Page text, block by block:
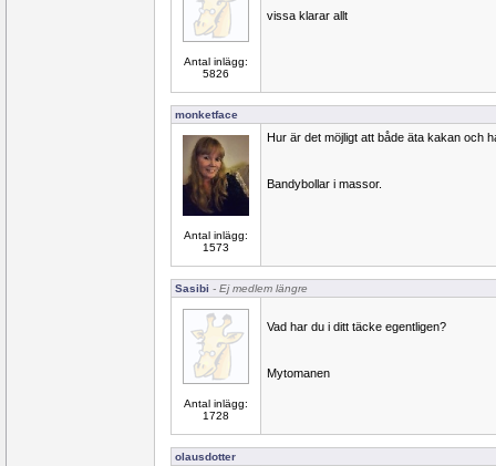
Antal inlägg:
5826
vissa klarar allt
monketface
Antal inlägg:
1573
Hur är det möjligt att både äta kakan och
Bandybollar i massor.
Sasibi - Ej medlem längre
Antal inlägg:
1728
Vad har du i ditt täcke egentligen?
Mytomanen
olausdotter